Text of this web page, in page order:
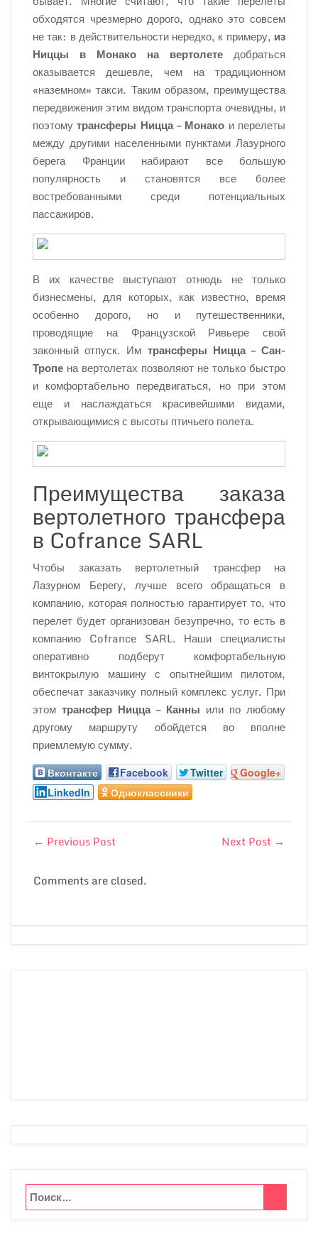
обходятся чрезмерно дорого, однако это совсем
не так: в действительности нередко, к примеру, из
Ниццы в Монако на вертолете добраться
оказывается дешевле, чем на традиционном
«наземном» такси. Таким образом, преимущества
передвижения этим видом транспорта очевидны, и
поэтомутрансферы Ницца – Монако и перелеты
между другими населенными пунктами Лазурного
берега Франции набирают все большую
популярность и становятся все более
востребованными среди потенциальных
пассажиров.
В их качестве выступают отнюдь не только
бизнесмены, для которых, как известно, время
особенно дорого, но и путешественники,
проводящие на Французской Ривьере свой
законный отпуск. Им трансферы Ницца – Сан-
Тропе на вертолетах позволяют не только быстро
и комфортабельно передвигаться, но при этом
еще и наслаждаться красивейшими видами,
открывающимися с высоты птичьего полета.
Преимущества заказа
вертолетного трансфера
в Cofrance SARL
Чтобы заказать вертолетный трансфер на
Лазурном Берегу, лучше всего обращаться в
компанию, которая полностью гарантирует то, что
перелет будет организован безупречно, то есть в
компанию Cofrance SARL. Наши специалисты
оперативно подберут комфортабельную
винтокрылую машину с опытнейшим пилотом,
обеспечат заказчику полный комплекс услуг. При
этом трансфер Ницца – Канны или по любому
другому маршруту обойдется во вполне
приемлемую сумму.
Вконтакте Facebook Twitter
Google+
LinkedIn
Одноклассники
← Previous Post Next Post →
Comments are closed.